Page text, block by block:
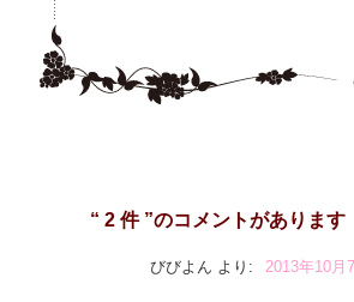
“ 2 件 ”のコメントがあります
びびよん より: 2013年10月